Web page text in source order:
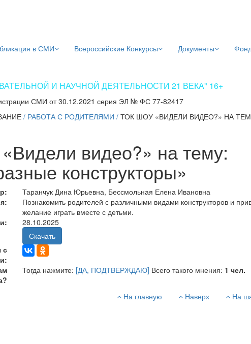
в СМИ Всероссийские Конкурсы Документы
И НАУЧНОЙ ДЕЯТЕЛЬНОСТИ 21 ВЕКА" 16+
СМИ от 30.12.2021 серия ЭЛ № ФС 77-82417
/ РАБОТА С РОДИТЕЛЯМИ / ТОК ШОУ «ВИДЕЛИ ВИДЕО?» НА
видео?» на тему:
конструкторы»
Таранчук Дина Юрьевна, Бессмольная Елена Ивановна
Познакомить родителей с различными видами конструкторов и
желание играть вместе с детьми.
28.10.2025
Скачать
с
Тогда нажмите: [ДА, ПОДТВЕРЖДАЮ] Всего такого мнения: 1 чел.
На главную Наверх На